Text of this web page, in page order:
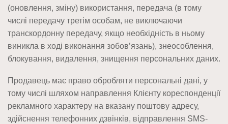
(оновлення, зміну) використання, передача (в тому
числі передачу третім особам, не виключаючи
транскордонну передачу, якщо необхідність в ньому
виникла в ході виконання зобов’язань), знеособлення,
блокування, видалення, знищення персональних даних.
Продавець має право обробляти персональні дані, у
тому числі шляхом направлення Клієнту кореспонденції
рекламного характеру на вказану поштову адресу,
здійснення телефонних дзвінків, відправлення SMS-